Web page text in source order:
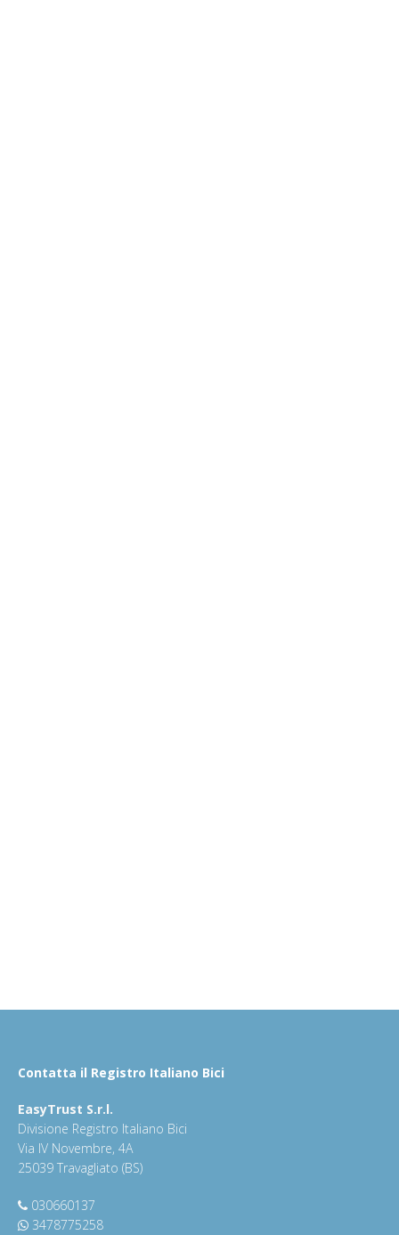
Contatta il Registro Italiano Bici
EasyTrust S.r.l.
Divisione Registro Italiano Bici
Via IV Novembre, 4A
25039 Travagliato (BS)
030660137
3478775258